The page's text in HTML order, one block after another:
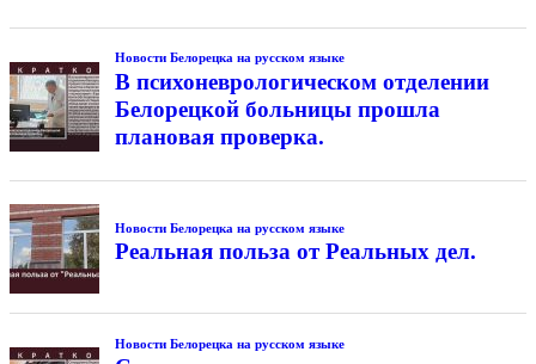
Новости Белорецка на русском языке
В психоневрологическом отделении
Белорецкой больницы прошла
плановая проверка.
Новости Белорецка на русском языке
Реальная польза от Реальных дел.
Новости Белорецка на русском языке